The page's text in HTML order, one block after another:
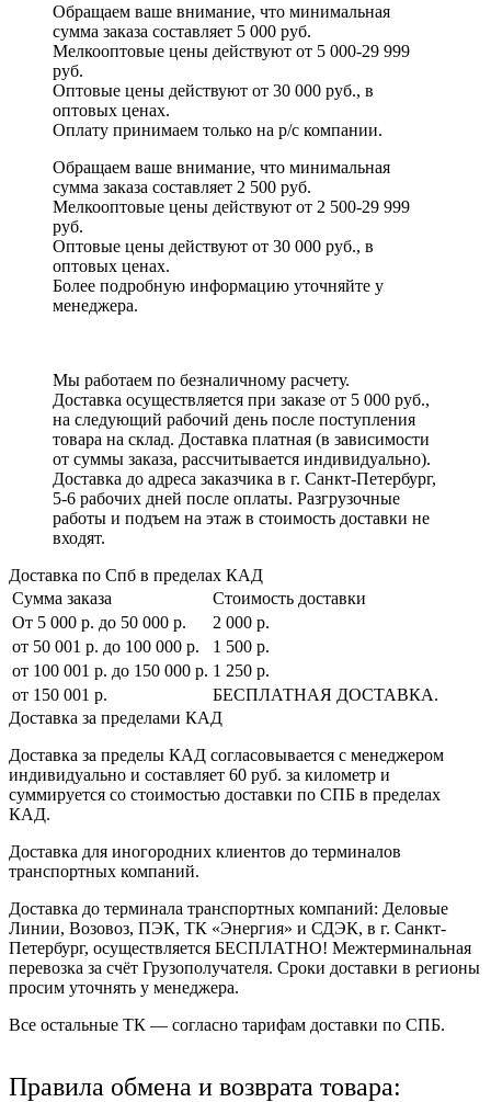
Обращаем ваше внимание, что минимальная
сумма заказа составляет 5 000 руб.
Мелкооптовые цены действуют от 5 000-29 999
руб.
Оптовые цены действуют от 30 000 руб., в
оптовых ценах.
Оплату принимаем только на р/с компании.
Обращаем ваше внимание, что минимальная
сумма заказа составляет 2 500 руб.
Мелкооптовые цены действуют от 2 500-29 999
руб.
Оптовые цены действуют от 30 000 руб., в
оптовых ценах.
Более подробную информацию уточняйте у
менеджера.
Мы работаем по безналичному расчету.
Доставка осуществляется при заказе от 5 000 руб.,
на следующий рабочий день после поступления
товара на склад. Доставка платная (в зависимости
от суммы заказа, рассчитывается индивидуально).
Доставка до адреса заказчика в г. Санкт-Петербург,
5-6 рабочих дней после оплаты. Разгрузочные
работы и подъем на этаж в стоимость доставки не
входят.
Доставка по Спб в пределах КАД
Сумма заказа
Стоимость доставки
От 5 000 р. до 50 000 р.
2 000 р.
от 50 001 р. до 100 000 р.
1 500 р.
от 100 001 р. до 150 000 р. 1 250 р.
от 150 001 р.
БЕСПЛАТНАЯ ДОСТАВКА.
Доставка за пределами КАД
Доставка за пределы КАД согласовывается с менеджером
индивидуально и составляет 60 руб. за километр и
суммируется со стоимостью доставки по СПБ в пределах
КАД.
Доставка для иногородних клиентов до терминалов
транспортных компаний.
Доставка до терминала транспортных компаний: Деловые
Линии, Возовоз, ПЭК, ТК «Энергия» и СДЭК, в г. Санкт-
Петербург, осуществляется БЕСПЛАТНО! Межтерминальная
перевозка за счёт Грузополучателя. Сроки доставки в регионы
просим уточнять у менеджера.
Все остальные ТК — согласно тарифам доставки по СПБ.
Правила обмена и возврата товара: